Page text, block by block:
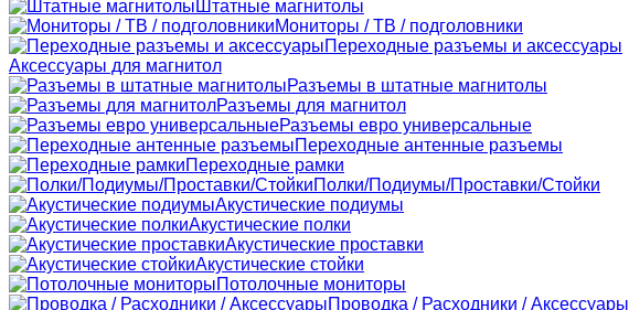
Штатные магнитолы
Мониторы / ТВ / подголовники
Переходные разъемы и аксессуары
Аксессуары для магнитол
Разъемы в штатные магнитолы
Разъемы для магнитол
Разъемы евро универсальные
Переходные антенные разъемы
Переходные рамки
Полки/Подиумы/Проставки/Стойки
Акустические подиумы
Акустические полки
Акустические проставки
Акустические стойки
Потолочные мониторы
Проводка / Расходники / Аксессуары